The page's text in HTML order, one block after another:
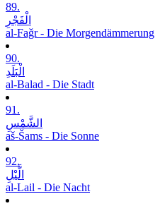
89.
الْفَجْرِ
al-Faǧr - Die Morgendämmerung
90.
الْبَلَدِ
al-Balad - Die Stadt
91.
الشَّمْسِ
aš-Šams - Die Sonne
92.
الَّیْلِ
al-Lail - Die Nacht